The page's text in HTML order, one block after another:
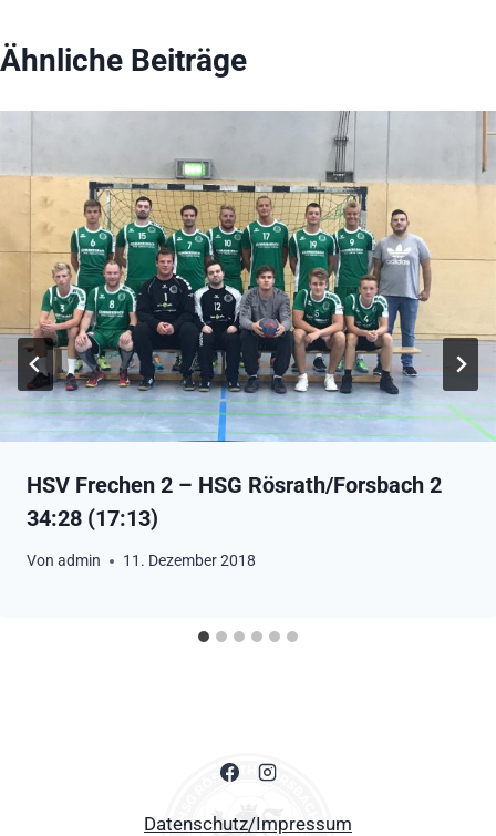
Ähnliche Beiträge
HSV Frechen 2 – HSG Rösrath/Forsbach 2
34:28 (17:13)
Von admin 11. Dezember 2018
Datenschutz/Impressum